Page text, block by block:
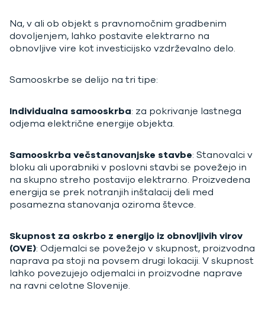
Na, v ali ob objekt s pravnomočnim gradbenim
dovoljenjem, lahko postavite elektrarno na
obnovljive vire kot investicijsko vzdrževalno delo.
Samooskrbe se delijo na tri tipe:
Individualna samooskrba: za pokrivanje lastnega
odjema električne energije objekta.
Samooskrba večstanovanjske stavbe: Stanovalci v
bloku ali uporabniki v poslovni stavbi se povežejo in
na skupno streho postavijo elektrarno. Proizvedena
energija se prek notranjih inštalacij deli med
posamezna stanovanja oziroma števce.
Skupnost za oskrbo z energijo iz obnovljivih virov
(OVE): Odjemalci se povežejo v skupnost, proizvodna
naprava pa stoji na povsem drugi lokaciji. V skupnost
lahko povezujejo odjemalci in proizvodne naprave
na ravni celotne Slovenije.